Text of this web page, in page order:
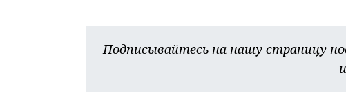
Подписывайтесь на нашу страницу